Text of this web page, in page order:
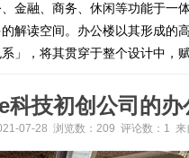
金融、商务、休闲等功能于一
解读空间。办公楼以其形成的
」，将其贯穿于整个设计中，
技初创公司的办
07-28 浏览数：209 评论数：1